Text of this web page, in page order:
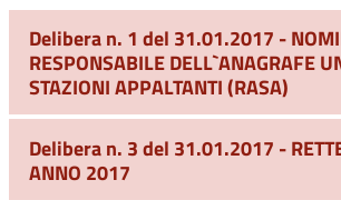
Delibera n. 1 del 31.01.2017 -
RESPONSABILE DELL`ANAGRAFE
STAZIONI APPALTANTI (RASA)
Delibera n. 3 del 31.01.2017 -
ANNO 2017